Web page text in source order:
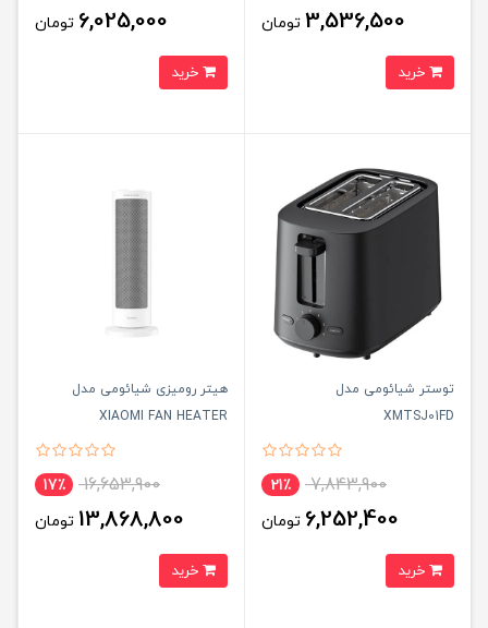
3,536,500 تومان 6,025,000 تومان
توستر شیائومی مدل
XMTSJ01FD
7,843,900 21٪
6,252,400 تومان
هیتر رومیزی شیائومی مدل
XIAOMI FAN HEATER
16,653,900 17٪
13,868,800 تومان